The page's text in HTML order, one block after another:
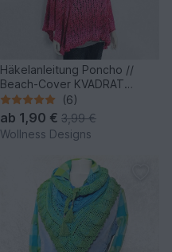
Häkelanleitung Poncho //
Beach-Cover KVADRAT
Größe S - XXXL
(6)
ab 1,90 € 3,99 €
Wollness Designs